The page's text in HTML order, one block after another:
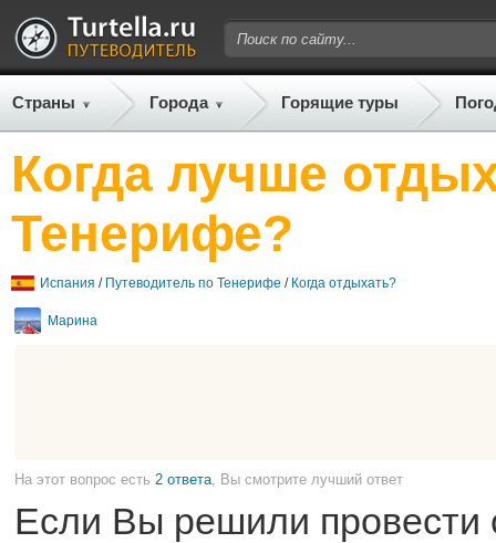
Страны Города Горящие туры
Когда лучше
Тенерифе?
Испания / Путеводитель по Тенерифе / Когда отдыхать?
Марина
На этот вопрос есть 2 ответа , Вы смотрите лучший ответ
Если Вы решили провести